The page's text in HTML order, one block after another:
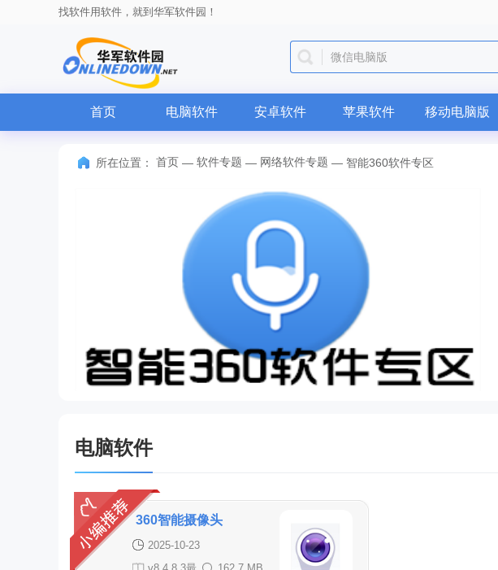
找软件用软件，就到华军软件园！
微信电脑版
首页 电脑软件 安卓软件 苹果软件 移动电脑版
所在位置： 首页 — 软件专题 — 网络软件专题 — 智能360软件专区
电脑软件
360智能摄像头
2025-10-23